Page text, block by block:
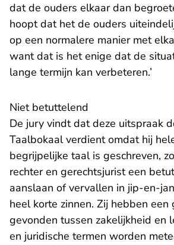
dat de ouders elkaar dan
hoopt dat het de ouders
op een normalere manier met
want dat is het enige dat de
lange termijn kan verbeteren.’
Niet betuttelend
De jury vindt dat deze uitspraak
Taalbokaal verdient omdat hij
begrijpelijke taal is geschreven,
rechter en gerechtsjurist een
aanslaan of vervallen in jip-en-
heel korte zinnen. Zij hebben een
gevonden tussen zakelijkheid en
en juridische termen worden